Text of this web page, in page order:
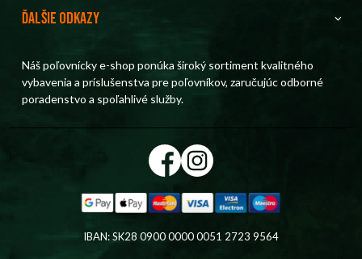
Ďalšie odkazy
Náš poľovnícky e-shop ponúka široký sortiment kvalitného
vybavenia a príslušenstva pre poľovníkov, zaručujúc odborné
poradenstvo a spoľahlivé služby.
IBAN: SK28 0900 0000 0051 2723 9564